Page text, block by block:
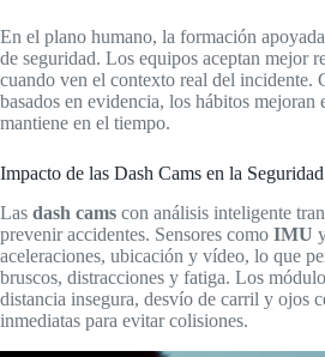
En el plano humano, la formación
de seguridad. Los equipos aceptan mejor
cuando ven el contexto real del incidente.
basados en evidencia, los hábitos mejoran
mantiene en el tiempo.
Impacto de las Dash Cams en la
Las dash cams con análisis inteligente
prevenir accidentes. Sensores como IMU
aceleraciones, ubicación y vídeo, lo que
bruscos, distracciones y fatiga. Los
distancia insegura, desvío de carril y ojos
inmediatas para evitar colisiones.